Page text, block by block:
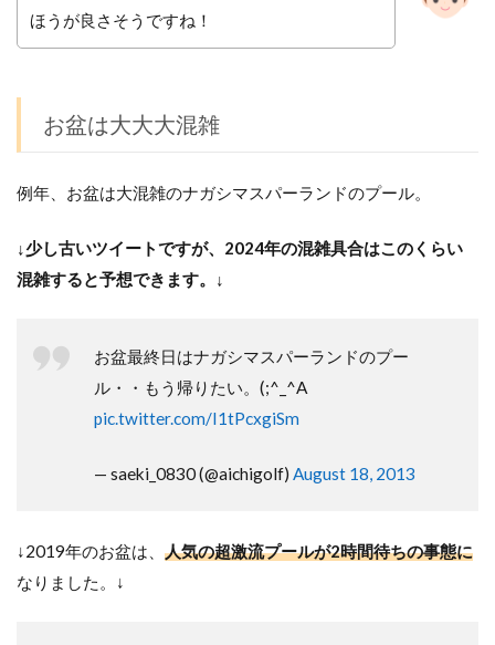
ほうが良さそうですね！
お盆は大大大混雑
例年、お盆は大混雑のナガシマスパーランドのプール。
↓少し古いツイートですが、2024年の混雑具合はこのくらい
混雑すると予想できます。↓
お盆最終日はナガシマスパーランドのプー
ル・・もう帰りたい。(;^_^A
pic.twitter.com/I1tPcxgiSm
— saeki_0830 (@aichigolf) August 18, 2013
↓2019年のお盆は、 人気の超激流プールが2時間待ちの事態に
なりました。↓